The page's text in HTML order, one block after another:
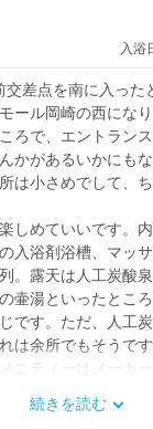
入浴
交差点を南に入った
ール岡崎の西にな
ろで、エントラン
かがあるいかにも
は小さめでして、
しめていいです。
入浴剤浴槽、マッ
。露天は人工炭酸
壷湯といったとこ
です。ただ、人工
は余所でもそうで
ニティーはメーカ
うタイプで、髪の
いいタイプのもの
続きを読む